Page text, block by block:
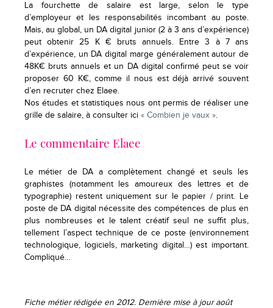
La fourchette de salaire est large, selon le type
d’employeur et les responsabilités incombant au poste.
Mais, au global, un DA digital junior (2 à 3 ans d’expérience)
peut obtenir 25 K € bruts annuels. Entre 3 à 7 ans
d’expérience, un DA digital marge généralement autour de
48K€ bruts annuels et un DA digital confirmé peut se voir
proposer 60 K€, comme il nous est déjà arrivé souvent
d’en recruter chez Elaee.
Nos études et statistiques nous ont permis de réaliser une
grille de salaire, à consulter ici « Combien je vaux ».
Le commentaire Elaee
Le métier de DA a complètement changé et seuls les
graphistes (notamment les amoureux des lettres et de
typographie) restent uniquement sur le papier / print. Le
poste de DA digital nécessite des compétences de plus en
plus nombreuses et le talent créatif seul ne suffit plus,
tellement l’aspect technique de ce poste (environnement
technologique, logiciels, marketing digital…) est important.
Compliqué…
Fiche métier rédigée en 2012. Dernière mise à jour août